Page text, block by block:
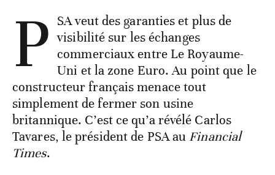
P SA veut des garanties et plus de
visibilité sur les échanges
commerciaux entre Le Royaume-
Uni et la zone Euro. Au point que le
constructeur français menace tout
simplement de fermer son usine
britannique. C’est ce qu’a révélé Carlos
Tavares, le président de PSA au Financial
Times.